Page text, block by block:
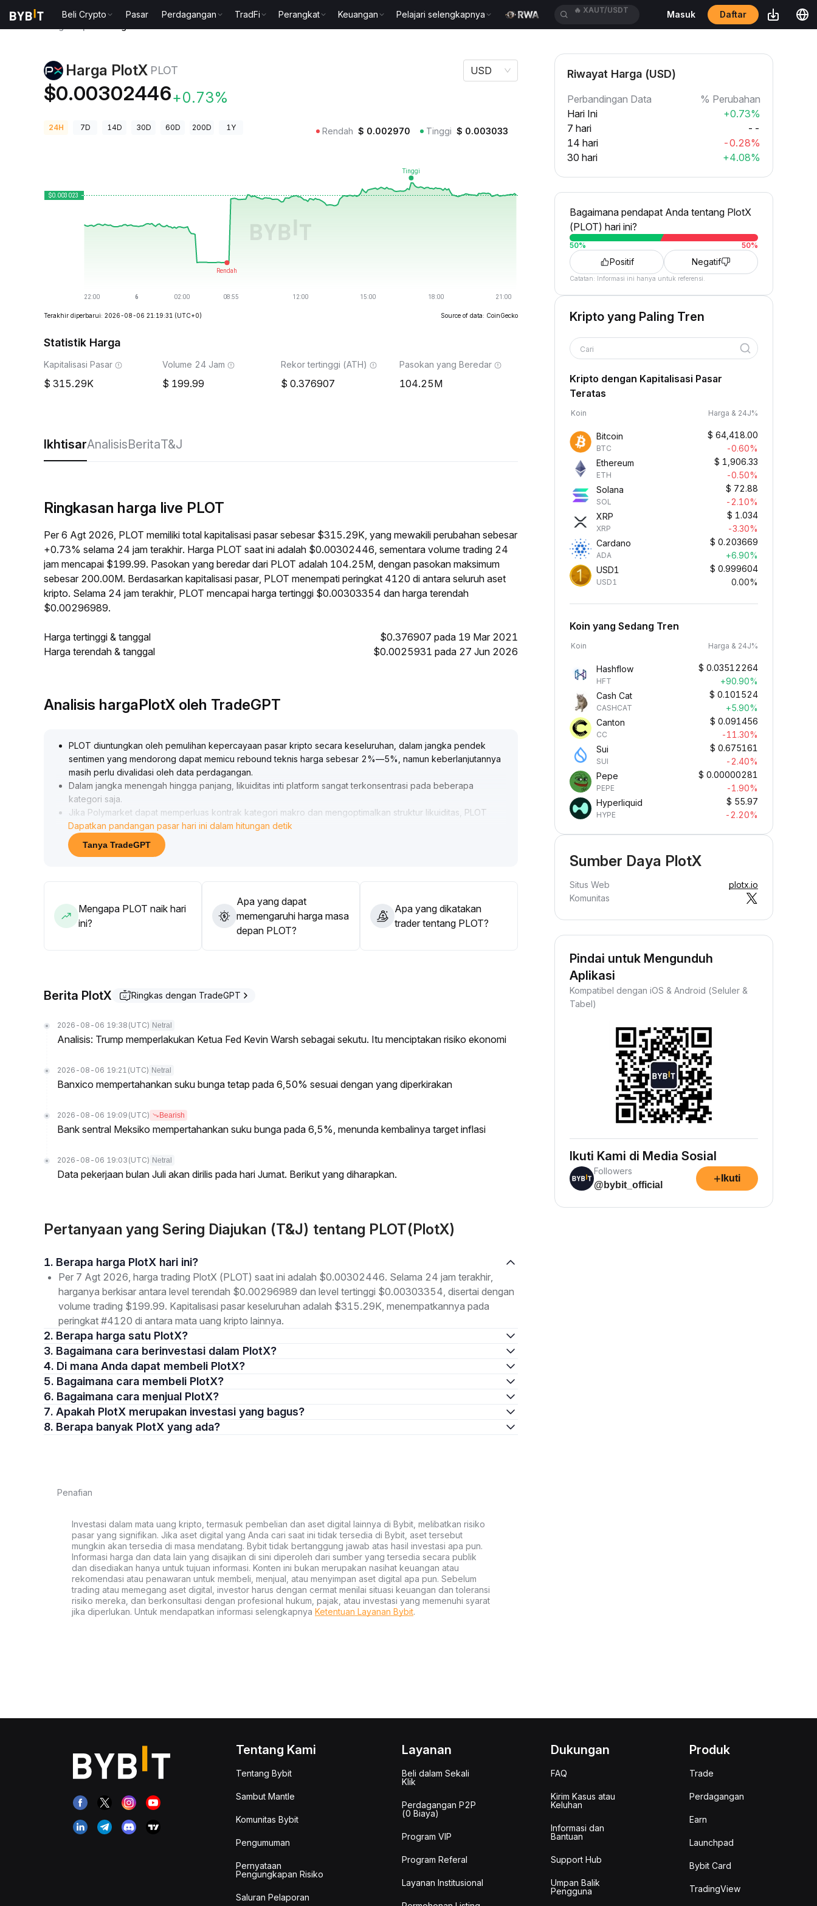
Beli Crypto Pasar Perdagangan TradFi Perangkat Keuangan Pelajari selengkapnya 🔥 CASHCATUSDT Masuk Daftar
Harga PlotX PLOT
$0.00302446+0.73%
USD
24H 7D 14D 30D 60D 200D 1Y Rendah $ 0.002970 Tinggi $ 0.003033
Terakhir diperbarui: 2026-08-06 21:19:31 (UTC+0) Source of data: CoinGecko
Statistik Harga
Kapitalisasi Pasar
315.29K
Volume 24 Jam
199.99
Rekor tertinggi (ATH)
0.376907
Pasokan yang Beredar
104.25M
IkhtisarAnalisisBeritaT&J
Ringkasan harga live PLOT
Per 6 Agt 2026, PLOT memiliki total kapitalisasi pasar sebesar $315.29K, yang mewakili perubahan sebesar
+0.73% selama 24 jam terakhir. Harga PLOT saat ini adalah $0.00302446, sementara volume trading 24
jam mencapai $199.99. Pasokan yang beredar dari PLOT adalah 104.25M, dengan pasokan maksimum
sebesar 200.00M. Berdasarkan kapitalisasi pasar, PLOT menempati peringkat 4120 di antara seluruh aset
kripto. Selama 24 jam terakhir, PLOT mencapai harga tertinggi $0.00303354 dan harga terendah
$0.00296989.
Harga tertinggi & tanggal
$0.376907 pada 19 Mar 2021
Harga terendah & tanggal
$0.0025931 pada 27 Jun 2026
Analisis hargaPlotX oleh TradeGPT
PLOT diuntungkan oleh pemulihan kepercayaan pasar kripto secara keseluruhan, dalam jangka pendek
sentimen yang mendorong dapat memicu rebound teknis harga sebesar 2%—5%, namun keberlanjutannya
masih perlu divalidasi oleh data perdagangan.
Dalam jangka menengah hingga panjang, likuiditas inti platform sangat terkonsentrasi pada beberapa
kategori saja.
Jika Polymarket dapat memperluas kontrak kategori makro dan mengoptimalkan struktur likuiditas, PLOT
baru memiliki potensi Beta tinggi yang bisa dilepas; jika tidak, kedalaman perdagangan token dan elastisitas
valuasi masih akan terhambat
Disarankan untuk tetap melakukan jual-beli aktif dalam jangka pendek, dan memperhatikan inovasi produk
Dapatkan pandangan pasar hari ini dalam hitungan detik
Tanya TradeGPT
Mengapa PLOT naik hari
ini?
Apa yang dapat
memengaruhi harga masa
depan PLOT?
Apa yang dikatakan
trader tentang PLOT?
Berita PlotX Ringkas dengan TradeGPT
2026-08-06 19:38 (UTC) Netral
Analisis: Trump memperlakukan Ketua Fed Kevin Warsh sebagai sekutu. Itu menciptakan risiko ekonomi
2026-08-06 19:21 (UTC) Netral
Banxico mempertahankan suku bunga tetap pada 6,50% sesuai dengan yang diperkirakan
2026-08-06 19:09 (UTC) Bearish
Bank sentral Meksiko mempertahankan suku bunga pada 6,5%, menunda kembalinya target inflasi
2026-08-06 19:03 (UTC) Netral
Data pekerjaan bulan Juli akan dirilis pada hari Jumat. Berikut yang diharapkan.
Pertanyaan yang Sering Diajukan (T&J) tentang PLOT(PlotX)
1. Berapa harga PlotX hari ini?
Per 7 Agt 2026, harga trading PlotX (PLOT) saat ini adalah $0.00302446. Selama 24 jam terakhir,
harganya berkisar antara level terendah $0.00296989 dan level tertinggi $0.00303354, disertai dengan
volume trading $199.99. Kapitalisasi pasar keseluruhan adalah $315.29K, menempatkannya pada
peringkat #4120 di antara mata uang kripto lainnya.
2. Berapa harga satu PlotX?
3. Bagaimana cara berinvestasi dalam PlotX?
4. Di mana Anda dapat membeli PlotX?
5. Bagaimana cara membeli PlotX?
6. Bagaimana cara menjual PlotX?
7. Apakah PlotX merupakan investasi yang bagus?
8. Berapa banyak PlotX yang ada?
Penafian
Investasi dalam mata uang kripto, termasuk pembelian dan aset digital lainnya di Bybit, melibatkan risiko
pasar yang signifikan. Jika aset digital yang Anda cari saat ini tidak tersedia di Bybit, aset tersebut
mungkin akan tersedia di masa mendatang. Bybit tidak bertanggung jawab atas hasil investasi apa pun.
Informasi harga dan data lain yang disajikan di sini diperoleh dari sumber yang tersedia secara publik
dan disediakan hanya untuk tujuan informasi. Konten ini bukan merupakan nasihat keuangan atau
rekomendasi atau penawaran untuk membeli, menjual, atau menyimpan aset digital apa pun. Sebelum
trading atau memegang aset digital, investor harus dengan cermat menilai situasi keuangan dan toleransi
risiko mereka, dan berkonsultasi dengan profesional hukum, pajak, atau investasi yang memenuhi syarat
jika diperlukan. Untuk mendapatkan informasi selengkapnya Ketentuan Layanan Bybit.
Riwayat Harga (USD)
Perbandingan Data
% Perubahan
Hari Ini
+0.73%
7 hari
--
14 hari
-0.28%
30 hari
+4.08%
Bagaimana pendapat Anda tentang PlotX
(PLOT) hari ini?
50% 50%
Positif Negatif
Catatan: Informasi ini hanya untuk referensi.
Kripto yang Paling Tren
Cari
Kripto dengan Kapitalisasi Pasar
Teratas
Koin Harga & 24J%
Bitcoin
BTC
$ 64,418.00
-0.60%
Ethereum
ETH
$ 1,906.33
-0.50%
Solana
SOL
$ 72.88
-2.10%
XRP
XRP
$ 1.034
-3.30%
Cardano
ADA
$ 0.203669
+6.90%
USD1
USD1
$ 0.999604
0.00%
Koin yang Sedang Tren
Koin Harga & 24J%
Hashflow
HFT
$ 0.03512264
+90.90%
Cash Cat
CASHCAT
$ 0.101524
+5.90%
Canton
CC
$ 0.091456
-11.30%
Sui
SUI
$ 0.675161
-2.40%
Pepe
PEPE
$ 0.00000281
-1.90%
Hyperliquid
HYPE
$ 55.97
-2.20%
Sumber Daya PlotX
Situs Web
plotx.io
Komunitas
Pindai untuk Mengunduh
Aplikasi
Kompatibel dengan iOS & Android (Seluler &
Tabel)
Ikuti Kami di Media Sosial
Followers
@bybit_official
+ Ikuti
Tentang Kami
Tentang Bybit
Sambut Mantle
Komunitas Bybit
Pengumuman
Pernyataan
Pengungkapan Risiko
Saluran Pelaporan
Layanan
Beli dalam Sekali
Klik
Perdagangan P2P
(0 Biaya)
Program VIP
Program Referal
Layanan Institusional
Dukungan
FAQ
Kirim Kasus atau
Keluhan
Informasi dan
Bantuan
Support Hub
Umpan Balik
Pengguna
Produk
Trade
Perdagangan
Earn
Launchpad
Bybit Card
TradingView